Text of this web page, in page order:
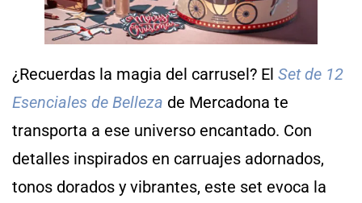
¿Recuerdas la magia del carrusel? El Set de 12
Esenciales de Belleza de Mercadona te
transporta a ese universo encantado. Con
detalles inspirados en carruajes adornados,
tonos dorados y vibrantes, este set evoca la